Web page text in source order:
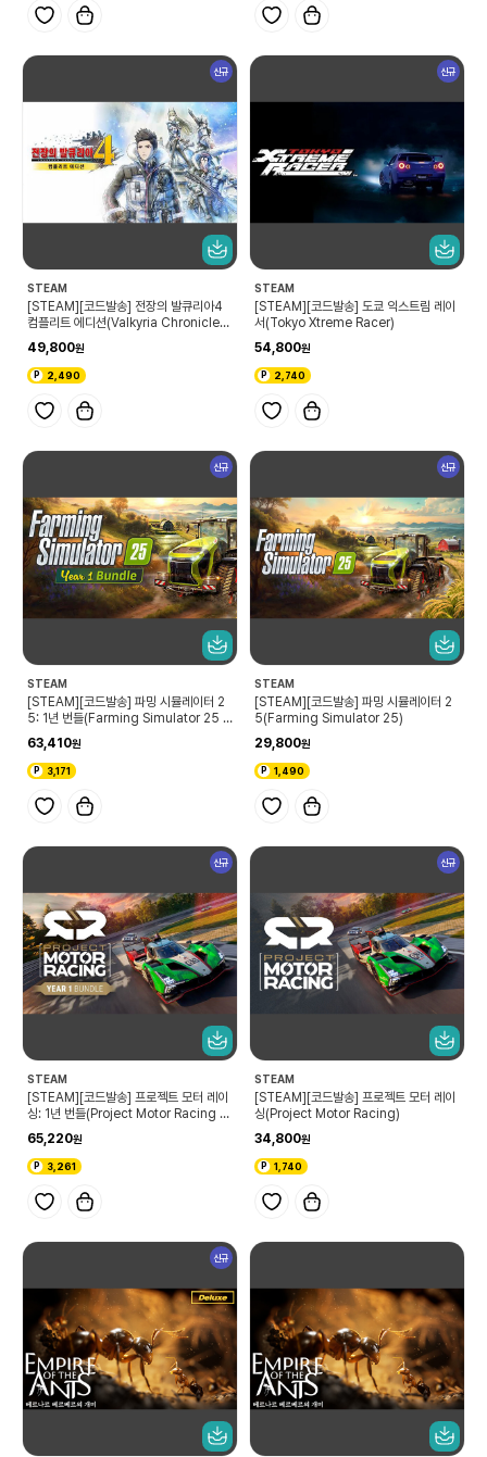
신규
STEAM
[STEAM][코드발송] 전장의 발큐리아4
컴플리트 에디션(Valkyria Chronicles
4 Complete Edition)
49,800
2,490
신규
STEAM
[STEAM][코드발송] 도쿄 익스트림 레이
서(Tokyo Xtreme Racer)
54,800
2,740
신규
STEAM
[STEAM][코드발송] 파밍 시뮬레이터 2
5: 1년 번들(Farming Simulator 25 Y
ear 1 Bundle)
63,410
3,171
신규
STEAM
[STEAM][코드발송] 파밍 시뮬레이터 2
5(Farming Simulator 25)
29,800
1,490
신규
STEAM
[STEAM][코드발송] 프로젝트 모터 레이
싱: 1년 번들(Project Motor Racing Y
ear 1 Bundle)
65,220
3,261
신규
STEAM
[STEAM][코드발송] 프로젝트 모터 레이
싱(Project Motor Racing)
34,800
1,740
신규